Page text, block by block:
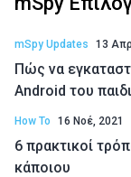
mSpy Updates 13
Πώς να
Android του
How To 16 Νοέ, 2021
6 πρακτικοί
κάποιου